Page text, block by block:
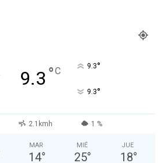
9.3 °C 9.3°
9.3°
2.1kmh 1 %
MAR
14°
MIÉ
25°
JUE
18°